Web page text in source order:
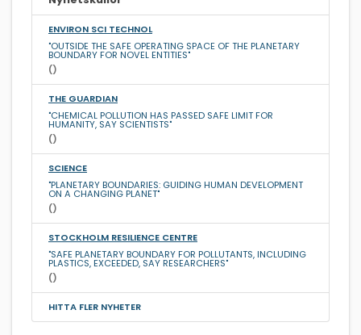
ENVIRON SCI TECHNOL
"OUTSIDE THE SAFE OPERATING SPACE OF THE PLANETARY
BOUNDARY FOR NOVEL ENTITIES"
()
THE GUARDIAN
"CHEMICAL POLLUTION HAS PASSED SAFE LIMIT FOR
HUMANITY, SAY SCIENTISTS"
()
SCIENCE
"PLANETARY BOUNDARIES: GUIDING HUMAN DEVELOPMENT
ON A CHANGING PLANET"
()
STOCKHOLM RESILIENCE CENTRE
"SAFE PLANETARY BOUNDARY FOR POLLUTANTS, INCLUDING
PLASTICS, EXCEEDED, SAY RESEARCHERS"
()
HITTA FLER NYHETER